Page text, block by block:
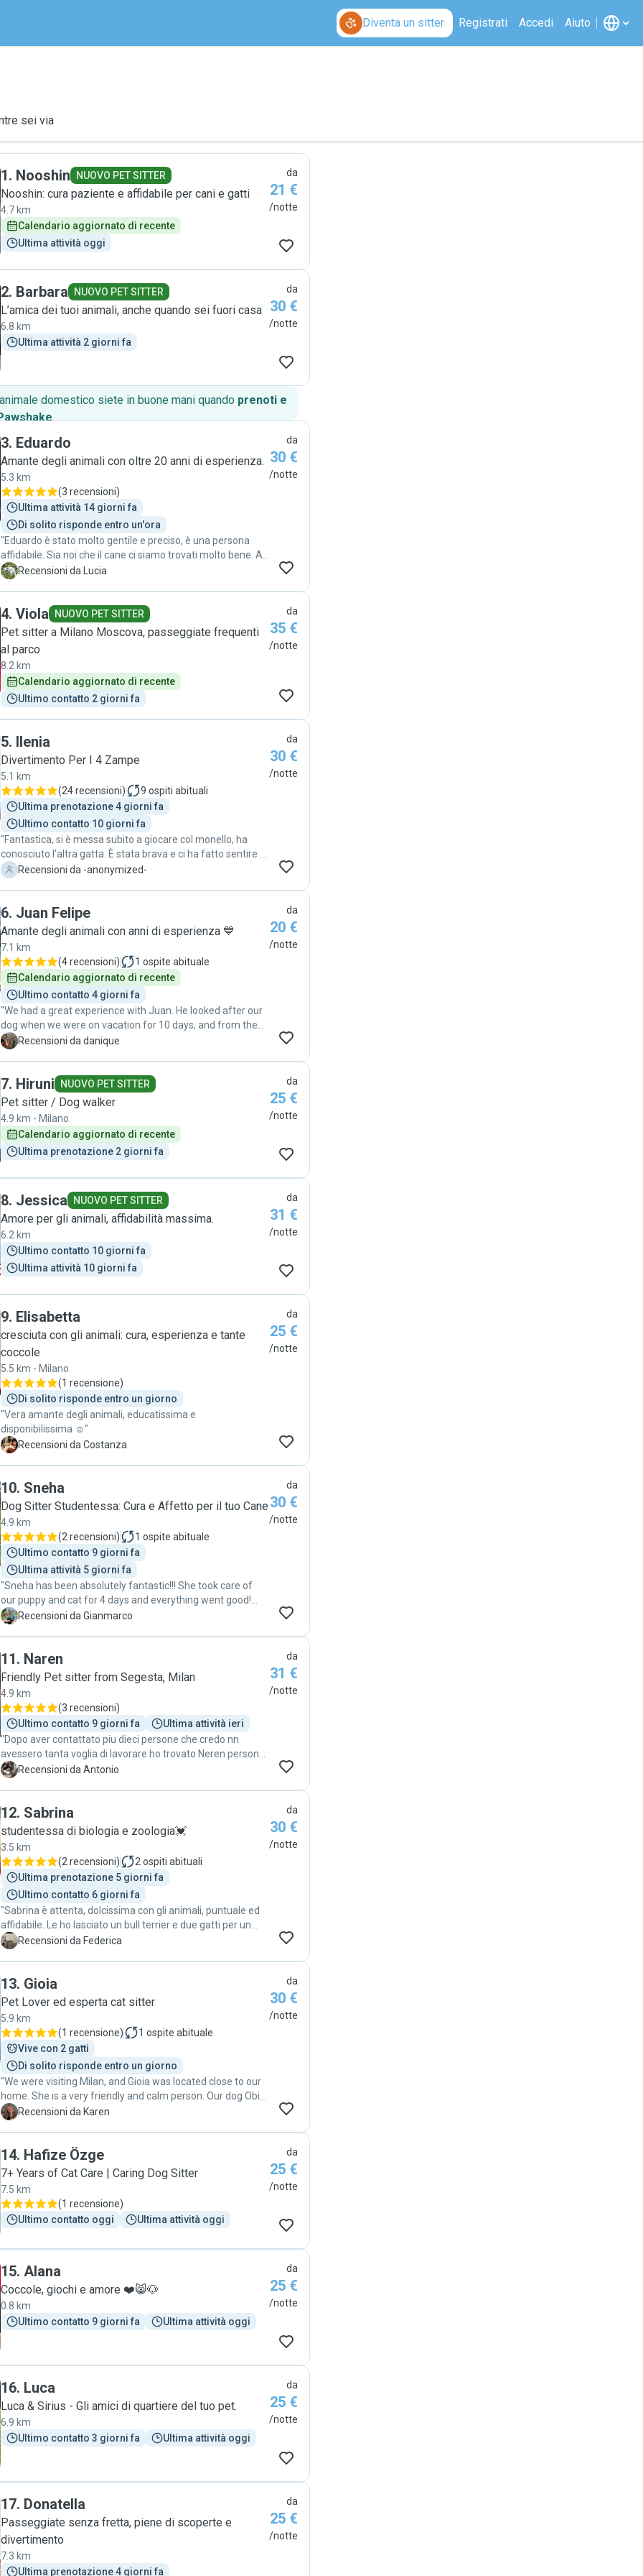
Diventa un sitter Registrati Accedi Aiuto
sei via
1. Nooshin NUOVO PET SITTER
Nooshin: cura paziente e affidabile per cani e gatti
4.7 km
Calendario aggiornato di recente
Ultima attività oggi
da
21 €
/notte
2. Barbara NUOVO PET SITTER
L’amica dei tuoi animali, anche quando sei fuori casa
6.8 km
Ultima attività 2 giorni fa
da
30 €
/notte
domestico siete in buone mani quando prenoti e
.
3. Eduardo
Amante degli animali con oltre 20 anni di esperienza.
5.3 km
(3 recensioni)
Ultima attività 14 giorni fa
Di solito risponde entro un'ora
"Eduardo è stato molto gentile e preciso, è una persona
affidabile. Sia noi che il cane ci siamo trovati molto bene. A
presto! 🤗 "
L Recensioni da Lucia
da
30 €
/notte
4. Viola NUOVO PET SITTER
Pet sitter a Milano Moscova, passeggiate frequenti
al parco
8.2 km
Calendario aggiornato di recente
Ultimo contatto 2 giorni fa
da
35 €
/notte
5. Ilenia
Divertimento Per I 4 Zampe
5.1 km
(24 recensioni) 9 ospiti abituali
Ultima prenotazione 4 giorni fa
Ultimo contatto 10 giorni fa
"Fantastica, si è messa subito a giocare col monello, ha
conosciuto l'altra gatta. È stata brava e ci ha fatto sentire a
nostro agio a lasciarla in casa nostra coi nostri gatti. La
- Recensioni da -anonymized-
da
30 €
/notte
6. Juan Felipe
Amante degli animali con anni di esperienza 💙
7.1 km
(4 recensioni) 1 ospite abituale
Calendario aggiornato di recente
Ultimo contatto 4 giorni fa
"We had a great experience with Juan. He looked after our
dog when we were on vacation for 10 days, and from the
very beginning he made us feel comfortable leaving our
easier to relax while we were away. It was clear that our
dog was happy, comfortable, and very well cared for. He is
reliable, attentive, and genuinely cares about the animals
he looks after. We would definitely recommend him to
anyone looking for a trustworthy and communicative dog
sitter."
D Recensioni da danique
da
20 €
/notte
7. Hiruni NUOVO PET SITTER
Pet sitter / Dog walker
4.9 km - Milano
Calendario aggiornato di recente
Ultima prenotazione 2 giorni fa
da
25 €
/notte
8. Jessica NUOVO PET SITTER
Amore per gli animali, affidabilità massima.
6.2 km
Ultimo contatto 10 giorni fa
Ultima attività 10 giorni fa
da
31 €
/notte
9. Elisabetta
cresciuta con gli animali: cura, esperienza e tante
coccole
5.5 km - Milano
(1 recensione)
Di solito risponde entro un giorno
"Vera amante degli animali, educatissima e
disponibilissima ☺️"
C Recensioni da Costanza
da
25 €
/notte
10. Sneha
Dog Sitter Studentessa: Cura e Affetto per il tuo Cane
4.9 km
(2 recensioni) 1 ospite abituale
Ultimo contatto 9 giorni fa
Ultima attività 5 giorni fa
"Sneha has been absolutely fantastic!!! She took care of
our puppy and cat for 4 days and everything went good!
She provided daily updates by sending us pictures of our
G Recensioni da Gianmarco
da
30 €
/notte
11. Naren
Friendly Pet sitter from Segesta, Milan
4.9 km
(3 recensioni)
Ultimo contatto 9 giorni fa
Ultima attività ieri
"Dopo aver contattato piu dieci persone che credo nn
avessero tanta voglia di lavorare ho trovato Neren persona
attentissima a Barone e davvero amante dei cani. Che dire
messe in gioco lo fanno infondo... grande Neren alla
prossima"
A Recensioni da Antonio
da
31 €
/notte
12. Sabrina
studentessa di biologia e zoologia💓
3.5 km
(2 recensioni) 2 ospiti abituali
Ultima prenotazione 5 giorni fa
Ultimo contatto 6 giorni fa
"Sabrina è attenta, dolcissima con gli animali, puntuale ed
affidabile. Le ho lasciato un bull terrier e due gatti per un
intero fine settimana e lei ha saputo gestirli con grande
F Recensioni da Federica
da
30 €
/notte
13. Gioia
Pet Lover ed esperta cat sitter
5.9 km
(1 recensione) 1 ospite abituale
Vive con 2 gatti
Di solito risponde entro un giorno
"We were visiting Milan, and Gioia was located close to our
home. She is a very friendly and calm person. Our dog Obi
was right at ease with her as soon as she came to the
again."
K Recensioni da Karen
da
30 €
/notte
14. Hafize Özge
7+ Years of Cat Care | Caring Dog Sitter
7.5 km
(1 recensione)
Ultimo contatto oggi
Ultima attività oggi
da
25 €
/notte
15. Alana
Coccole, giochi e amore ❤️😸🐶
0.8 km
Ultimo contatto 9 giorni fa
Ultima attività oggi
da
25 €
/notte
16. Luca
Luca & Sirius - Gli amici di quartiere del tuo pet.
6.9 km
Ultimo contatto 3 giorni fa
Ultima attività oggi
da
25 €
/notte
17. Donatella
Passeggiate senza fretta, piene di scoperte e
divertimento
7.3 km
Ultima prenotazione 4 giorni fa
da
25 €
/notte